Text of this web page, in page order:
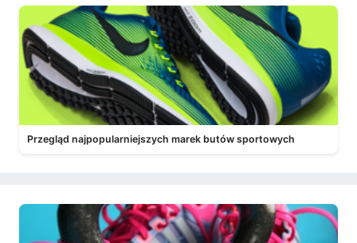
Przegląd najpopularniejszych marek butów sportowych